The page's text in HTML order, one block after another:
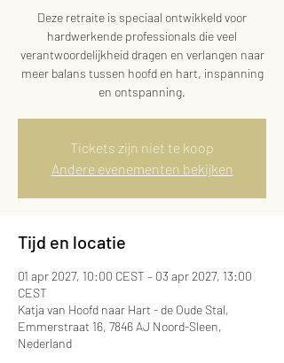
Deze retraite is speciaal ontwikkeld voor
hardwerkende professionals die veel
verantwoordelijkheid dragen en verlangen naar
meer balans tussen hoofd en hart, inspanning
en ontspanning.
Tickets zijn niet te koop
Andere evenementen bekijken
Tijd en locatie
01 apr 2027, 10:00 CEST – 03 apr 2027, 13:00
CEST
Katja van Hoofd naar Hart - de Oude Stal,
Emmerstraat 16, 7846 AJ Noord-Sleen,
Nederland